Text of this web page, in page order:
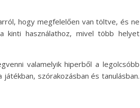
hogy megfelelően van töltve, és ne
kinti használathoz, mivel több helyet
valamelyik hiperből a legolcsóbb
szórakozásban és tanulásban.